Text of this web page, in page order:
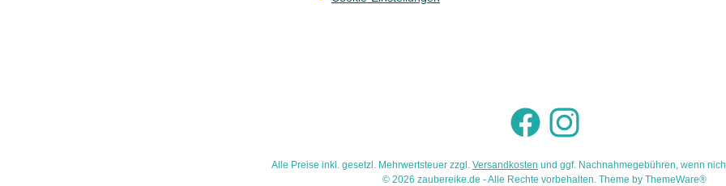
FacebookInstagram
Alle Preise inkl. gesetzl. Mehrwertsteuer zzgl. Versandkosten und ggf. Nachnahmegebühren, wenn
© 2026 zaubereike.de - Alle Rechte vorbehalten. Theme by ThemeWare®